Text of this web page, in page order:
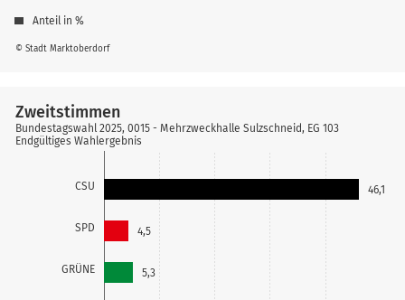
© Stadt Marktoberdorf
Anteil in %
CSU
SPD
GRÜNE
46,1
4,5
5,3
Zweitstimmen
Bundestagswahl 2025, 0015 - Mehrzweckhalle Sulzschneid, EG 103
Endgültiges Wahlergebnis